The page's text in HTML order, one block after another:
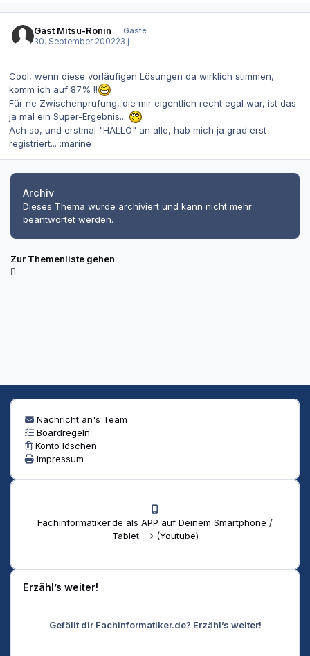
Gast Mitsu-Ronin
Gäste
30. September 200223 j
Cool, wenn diese vorläufigen Lösungen da wirklich stimmen,
komm ich auf 87% !!
Für ne Zwischenprüfung, die mir eigentlich recht egal war, ist das
ja mal ein Super-Ergebnis...
Ach so, und erstmal "HALLO" an alle, hab mich ja grad erst
registriert... :marine
Archiv
Dieses Thema wurde archiviert und kann nicht mehr
beantwortet werden.
Zur Themenliste gehen
Nachricht an's Team
Boardregeln
Konto löschen
Impressum
Fachinformatiker.de als APP auf Deinem Smartphone /
Tablet --> (Youtube)
Erzähl’s weiter!
Gefällt dir Fachinformatiker.de? Erzähl’s weiter!